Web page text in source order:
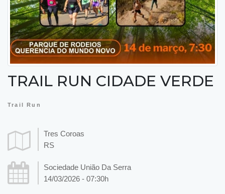
TRAIL RUN CIDADE VERDE
Trail Run
Tres Coroas
RS
Sociedade União Da Serra
14/03/2026 - 07:30h